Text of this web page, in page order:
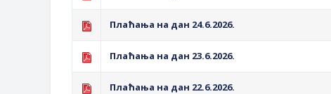
Плаћања на дан 24.6.2026.
Плаћања на дан 23.6.2026.
Плаћања на дан 22.6.2026.